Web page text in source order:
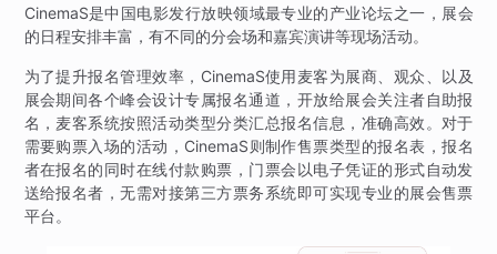
CinemaS是中国电影发行放映领域最专业的产业论坛之一，展会
的日程安排丰富，有不同的分会场和嘉宾演讲等现场活动。
为了提升报名管理效率，CinemaS使用麦客为展商、观众、以及
展会期间各个峰会设计专属报名通道，开放给展会关注者自助报
名，麦客系统按照活动类型分类汇总报名信息，准确高效。对于
需要购票入场的活动，CinemaS则制作售票类型的报名表，报名
者在报名的同时在线付款购票，门票会以电子凭证的形式自动发
送给报名者，无需对接第三方票务系统即可实现专业的展会售票
平台。